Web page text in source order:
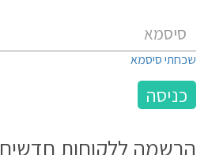
שכחתי סיסמא
הרשמה ללקוחות חדשים